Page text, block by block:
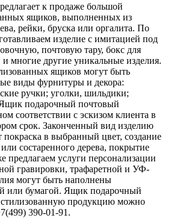
к продаже большой
ящиков, выполненных из
рейки, бруска или оргалита. По
изделие с имитацией под
почтовую тару, бокс для
многие другие уникальные изделия.
ящиков могут быть
виды фурнитуры и декора:
ручки; уголки, шильдики;
подарочный почтовый
соответствии с эскизом клиента в
срок. Законченный вид изделию
покраска в выбранный цвет, создание
состаренного дерева, покрытие
предлагаем услуги персонализации
гравировки, трафаретной и УФ-
могут быть наполнены
или бумагой. Ящик подарочный
продукцию можно
390-01-91.